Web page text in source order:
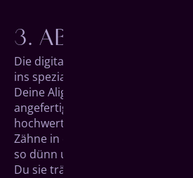
AB INS
Die digitalen Daten aus dem 3D-
ins spezialisierte, externe
Deine Aligner-Schienen in
angefertigt werden. Hierfür
hoch­wertigen Kunst­stoff, der
Zähne in die richtige Form zu
so dünn und trans­parent ist, dass
Du sie trägst.